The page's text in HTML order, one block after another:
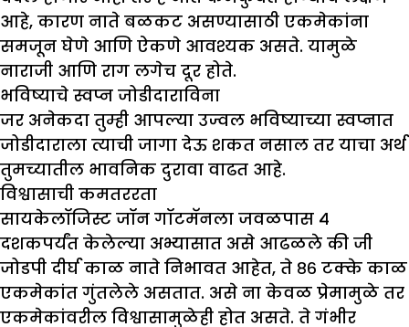
आहे, कारण नाते बळकट असण्यासाठी एकमेकांना
समजून घेणे आणि ऐकणे आवश्यक असते. यामुळे
नाराजी आणि राग लगेच दूर होते.
भविष्याचे स्वप्न जोडीदाराविना
जर अनेकदा तुम्ही आपल्या उज्वल भविष्याच्या स्वप्नात
जोडीदाराला त्याची जागा देऊ शकत नसाल तर याचा अर्थ
तुमच्यातील भावनिक दुरावा वाढत आहे.
विश्वासाची कमतररता
सायकेलॉजिस्ट जॉन गॉटमॅनला जवळपास ४
दशकपर्यंत केलेल्या अभ्यासात असे आढळले की जी
जोडपी दीर्घ काळ नाते निभावत आहेत, ते ८६ टक्के काळ
एकमेकांत गुंतलेले असतात. असे ना केवळ प्रेमामुळे तर
एकमेकांवरील विश्वासामुळेही होत असते. ते गंभीर